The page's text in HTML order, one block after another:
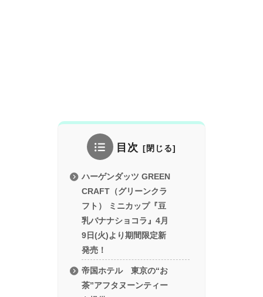
目次
ハーゲンダッツ GREEN
CRAFT（グリーンクラ
フト） ミニカップ『豆
乳バナナショコラ』4月
9日(火)より期間限定新
発売！
帝国ホテル 東京の“お
茶”アフタヌーンティー